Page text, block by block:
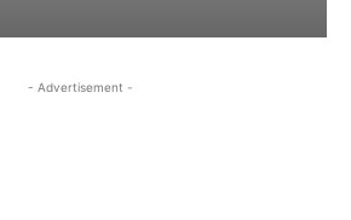
- Advertisement -